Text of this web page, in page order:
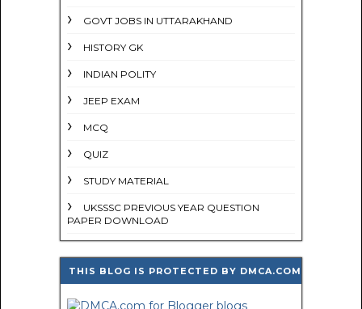
GOVT JOBS IN UTTARAKHAND
HISTORY GK
INDIAN POLITY
JEEP EXAM
MCQ
QUIZ
STUDY MATERIAL
UKSSSC PREVIOUS YEAR QUESTION
PAPER DOWNLOAD
THIS BLOG IS PROTECTED BY DMCA.COM